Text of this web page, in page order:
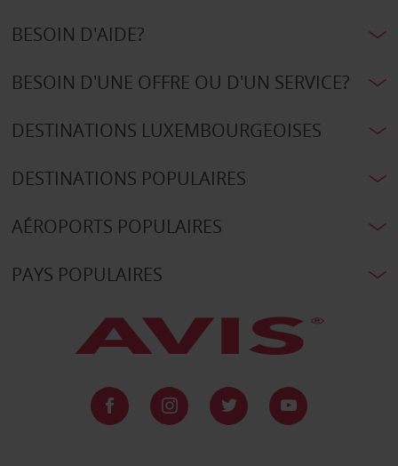
BESOIN D'AIDE?
BESOIN D'UNE OFFRE OU D'UN SERVICE?
DESTINATIONS LUXEMBOURGEOISES
DESTINATIONS POPULAIRES
AÉROPORTS POPULAIRES
PAYS POPULAIRES